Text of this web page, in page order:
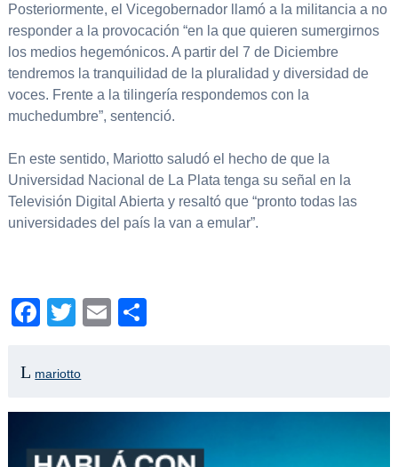
Posteriormente, el Vicegobernador llamó a la militancia a no
responder a la provocación “en la que quieren sumergirnos
los medios hegemónicos. A partir del 7 de Diciembre
tendremos la tranquilidad de la pluralidad y diversidad de
voces. Frente a la tilingería respondemos con la
muchedumbre”, sentenció.
En este sentido, Mariotto saludó el hecho de que la
Universidad Nacional de La Plata tenga su señal en la
Televisión Digital Abierta y resaltó que “pronto todas las
universidades del país la van a emular”.
Facebook
TwitterEmail
mariotto